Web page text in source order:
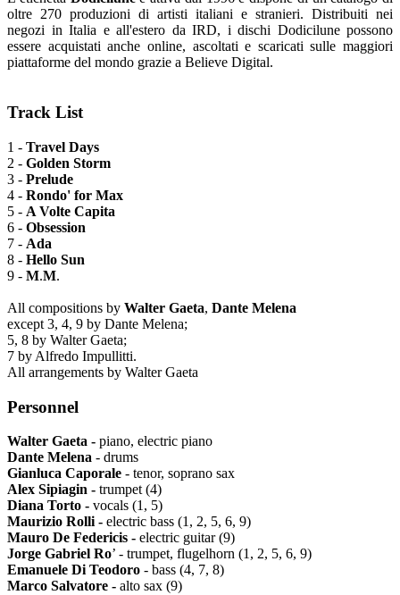
oltre 270 produzioni di artisti italiani e stranieri. Distribuiti nei
negozi in Italia e all'estero da IRD, i dischi Dodicilune possono
essere acquistati anche online, ascoltati e scaricati sulle maggiori
piattaforme del mondo grazie a Believe Digital.
Track List
1 - Travel Days
2 - Golden Storm
3 - Prelude
4 - Rondo' for Max
5 - A Volte Capita
6 - Obsession
7 - Ada
8 - Hello Sun
9 - M.M.
All compositions by Walter Gaeta, Dante Melena
except 3, 4, 9 by Dante Melena;
5, 8 by Walter Gaeta;
7 by Alfredo Impullitti.
All arrangements by Walter Gaeta
Personnel
Walter Gaeta - piano, electric piano
Dante Melena - drums
Gianluca Caporale - tenor, soprano sax
Alex Sipiagin - trumpet (4)
Diana Torto - vocals (1, 5)
Maurizio Rolli - electric bass (1, 2, 5, 6, 9)
Mauro De Federicis - electric guitar (9)
Jorge Gabriel Ro’ - trumpet, flugelhorn (1, 2, 5, 6, 9)
Emanuele Di Teodoro - bass (4, 7, 8)
Marco Salvatore - alto sax (9)